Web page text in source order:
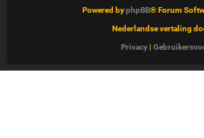
Powered byphpBB® Forum
Nederlandse vertaling
Privacy|